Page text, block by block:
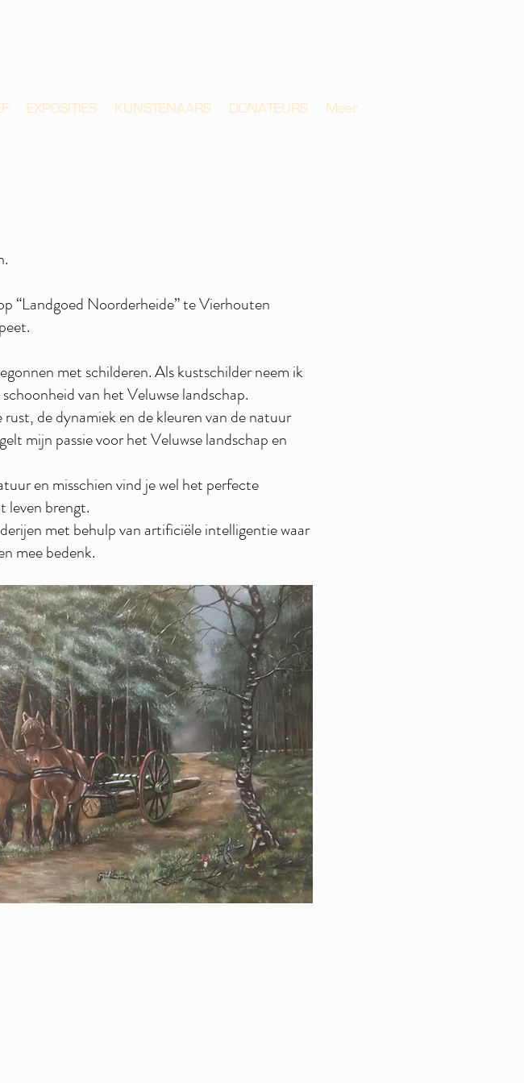
EXPOSITIES KUNSTENAARS DONATEURS Meer...
“Landgoed Noorderheide” te Vierhouten
met schilderen. Als kustschilder neem ik
van het Veluwse landschap.
de dynamiek en de kleuren van de natuur
mijn passie voor het Veluwse landschap en
en misschien vind je wel het perfecte
leven brengt.
met behulp van artificiële intelligentie waar
mee bedenk.